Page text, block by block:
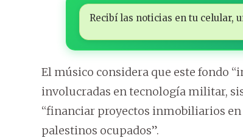
Recibí las noticias en tu celular,
El músico considera que este fondo
involucradas en tecnología militar,
“financiar proyectos inmobiliarios
palestinos ocupados”.